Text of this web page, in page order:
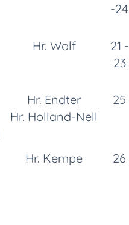
-24
Hr. Wolf
21 -
23
Hr. Endter
Hr. Holland-Nell
25
Hr. Kempe 26